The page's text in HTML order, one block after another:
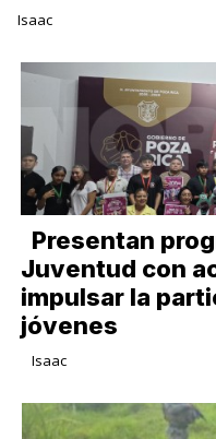
Isaac
Presentan
Juventud con
impulsar la
jóvenes
Isaac